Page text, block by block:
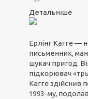
Детальніше
Ерлінг Кагге —
письменник,
шукач пригод.
підкорювач
Кагге здійснив
1993-му,